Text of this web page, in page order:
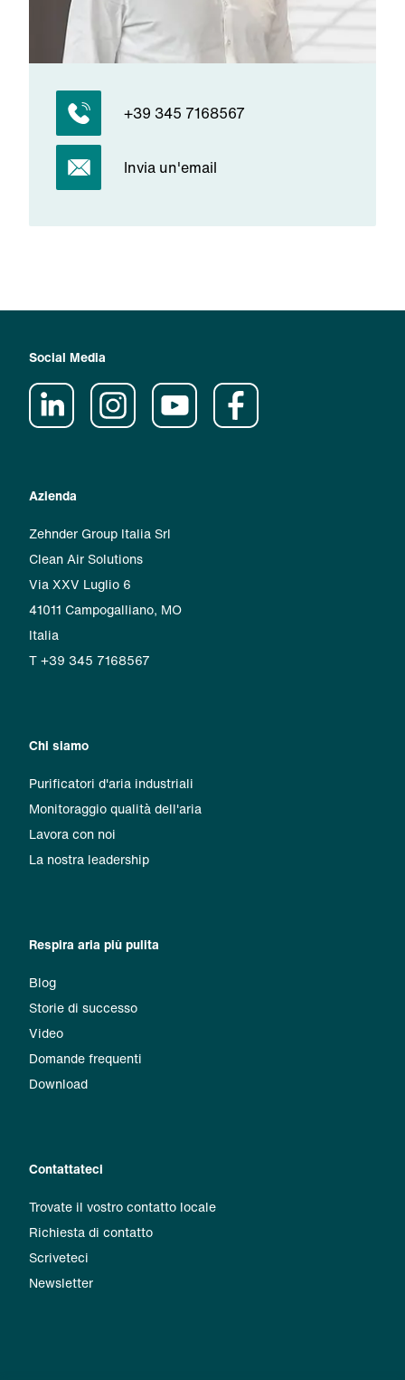
+39 345 7168567
Invia un'email
Azienda
Zehnder Group Italia Srl
Clean Air Solutions
Via XXV Luglio 6
41011 Campogalliano, MO
Italia
T +39 345 7168567
Chi siamo
Purificatori d'aria industriali
Monitoraggio qualità dell'aria
Lavora con noi
La nostra leadership
Respira aria più pulita
Blog
Storie di successo
Video
Domande frequenti
Download
Contattateci
Trovate il vostro contatto locale
Richiesta di contatto
Scriveteci
Newsletter
Social Media